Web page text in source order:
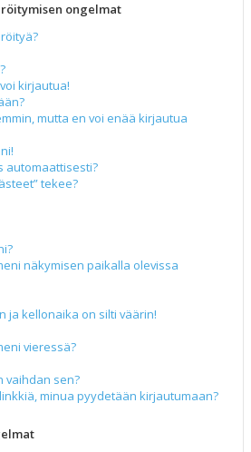
ongelmat
kirjautua!
mutta en voi enää kirjautua
automaattisesti?
tekee?
näkymisen paikalla olevissa
ja kellonaika on silti väärin!
vieressä?
vaihdan sen?
minua pyydetään kirjautumaan?